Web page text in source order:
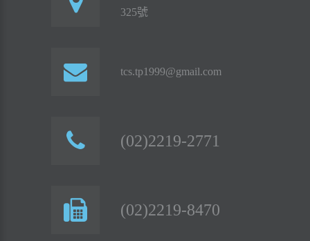
325號
tcs.tp1999@gmail.com
(02)2219-2771
(02)2219-8470